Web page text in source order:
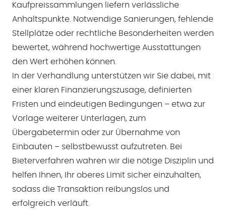
Kaufpreissammlungen liefern verlässliche
Anhaltspunkte. Notwendige Sanierungen, fehlende
Stellplätze oder rechtliche Besonderheiten werden
bewertet, während hochwertige Ausstattungen
den Wert erhöhen können.
In der Verhandlung unterstützen wir Sie dabei, mit
einer klaren Finanzierungszusage, definierten
Fristen und eindeutigen Bedingungen – etwa zur
Vorlage weiterer Unterlagen, zum
Übergabetermin oder zur Übernahme von
Einbauten – selbstbewusst aufzutreten. Bei
Bieterverfahren wahren wir die nötige Disziplin und
helfen Ihnen, Ihr oberes Limit sicher einzuhalten,
sodass die Transaktion reibungslos und
erfolgreich verläuft.